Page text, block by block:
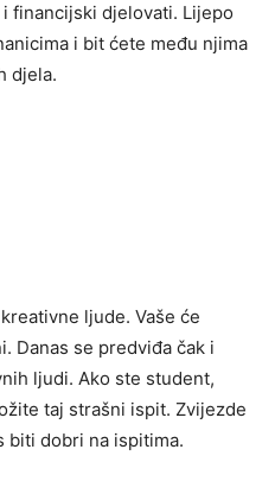
financijski djelovati. Lijepo
i bit ćete među njima
djela.
ljude. Vaše će
Danas se predviđa čak i
ljudi. Ako ste student,
taj strašni ispit. Zvijezde
biti dobri na ispitima.